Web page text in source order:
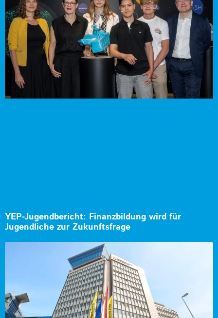
YEP-Jugendbericht: Finanzbildung wird für
Jugendliche zur Zukunftsfrage